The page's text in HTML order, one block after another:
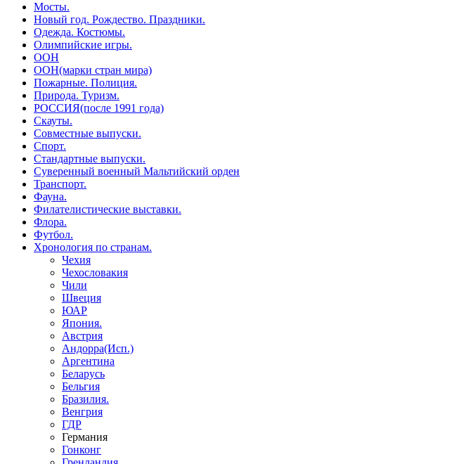
Мосты.
Новый год. Рождество. Праздники.
Одежда. Костюмы.
Олимпийские игры.
ООН
ООН(марки стран мира)
Пожарные. Полиция.
Природа. Туризм.
РОССИЯ(после 1991 года)
Скауты.
Совместные выпуски.
Спорт.
Стандартные выпуски.
Суверенный военный Мальтийский орден
Транспорт.
Фауна.
Филателистические выставки.
Флора.
Футбол.
Хронология по странам.
Чехия
Чехословакия
Чили
Швеция
ЮАР
Япония.
Австрия
Андорра(Исп.)
Аргентина
Беларусь
Бельгия
Бразилия.
Венгрия
ГДР
Германия
Гонконг